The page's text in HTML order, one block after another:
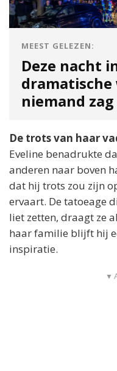
MEEST GELEZEN:
Deze nacht
dramatische
niemand
De trots van haar
Eveline benadrukte
anderen naar boven
dat hij trots zou zijn
ervaart. De tatoeage
liet zetten, draagt ze
haar familie blijft hij
inspiratie.
▼